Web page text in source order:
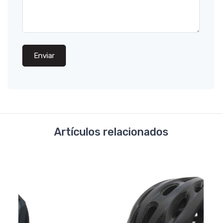
Enviar
Artículos relacionados